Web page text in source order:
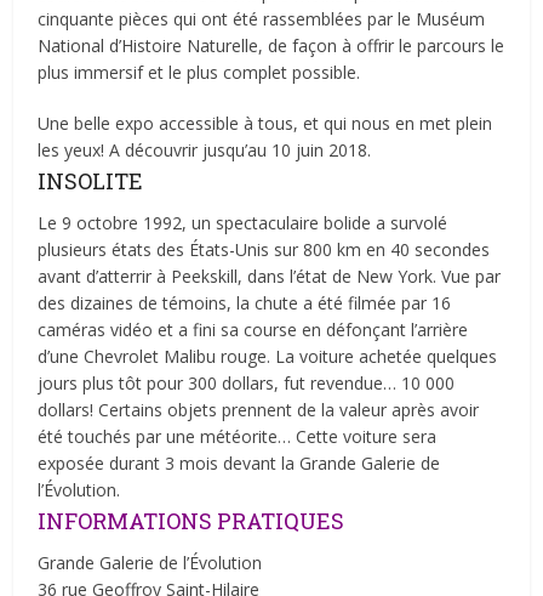
cinquante pièces qui ont été rassemblées par le Muséum
National d’Histoire Naturelle, de façon à offrir le parcours le
plus immersif et le plus complet possible.
Une belle expo accessible à tous, et qui nous en met plein
les yeux! A découvrir jusqu’au 10 juin 2018.
INSOLITE
Le 9 octobre 1992, un spectaculaire bolide a survolé
plusieurs états des États-Unis sur 800 km en 40 secondes
avant d’atterrir à Peekskill, dans l’état de New York. Vue par
des dizaines de témoins, la chute a été filmée par 16
caméras vidéo et a fini sa course en défonçant l’arrière
d’une Chevrolet Malibu rouge. La voiture achetée quelques
jours plus tôt pour 300 dollars, fut revendue… 10 000
dollars! Certains objets prennent de la valeur après avoir
été touchés par une météorite… Cette voiture sera
exposée durant 3 mois devant la Grande Galerie de
l’Évolution.
INFORMATIONS PRATIQUES
Grande Galerie de l’Évolution
36 rue Geoffroy Saint-Hilaire